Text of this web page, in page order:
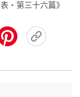
表・第三十六篇》